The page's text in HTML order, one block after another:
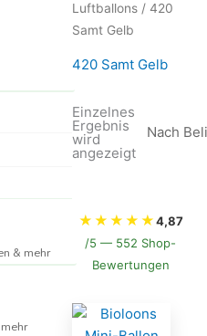
& mehr
Luftballons / 420
Samt Gelb
420 Samt Gelb
Einzelnes
Ergebnis
wird
angezeigt
★ ★ ★ ★ ★4,87
/5 — 552 Shop-
Bewertungen